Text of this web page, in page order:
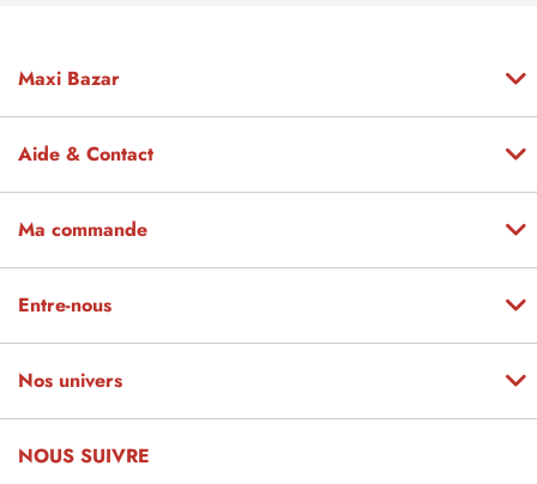
Maxi Bazar
Aide & Contact
Ma commande
Entre-nous
Nos univers
NOUS SUIVRE